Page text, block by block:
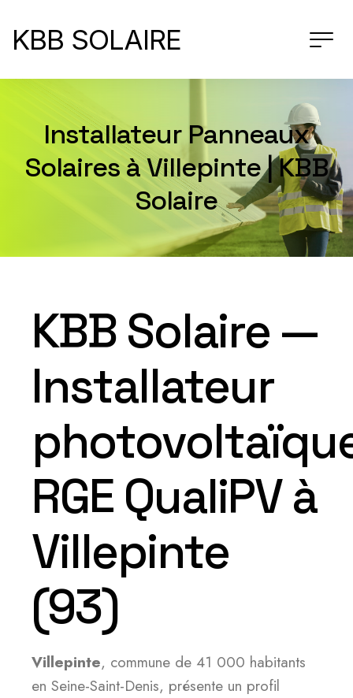
KBB SOLAIRE
Installateur Panneaux
Solaires à Villepinte | KBB
Solaire
KBB Solaire —
Installateur
RGE QualiPV à
Villepinte
(93)
Villepinte, commune de 41 000 habitants
en Seine-Saint-Denis, présente un profil